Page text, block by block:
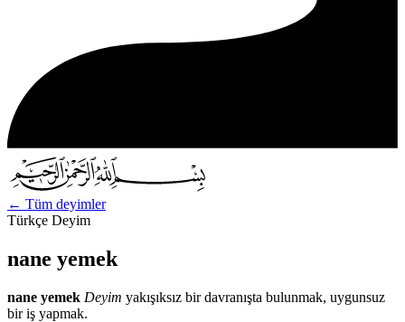
← Tüm deyimler
Türkçe Deyim
nane yemek
nane yemek Deyim yakışıksız bir davranışta bulunmak, uygunsuz
bir iş yapmak.